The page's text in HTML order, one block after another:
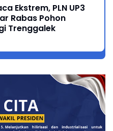
Ekstrem, PLN UP3
Rabas Pohon
Trenggalek